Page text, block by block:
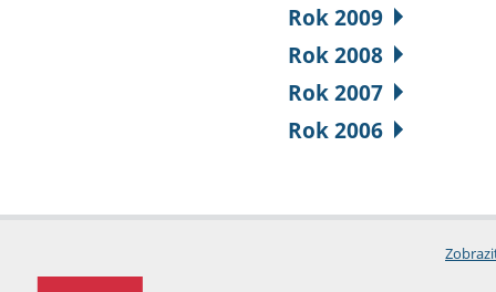
Rok 2009
Rok 2008
Rok 2007
Rok 2006